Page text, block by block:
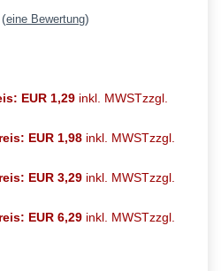
(eine Bewertung)
EUR 1,29 inkl. MWSTzzgl.
EUR 1,98 inkl. MWSTzzgl.
EUR 3,29 inkl. MWSTzzgl.
EUR 6,29 inkl. MWSTzzgl.